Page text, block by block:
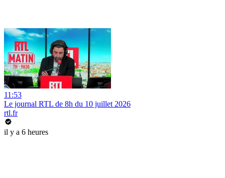
11:53
Le journal RTL de 8h du 10 juillet 2026
rtl.fr
il y a 6 heures